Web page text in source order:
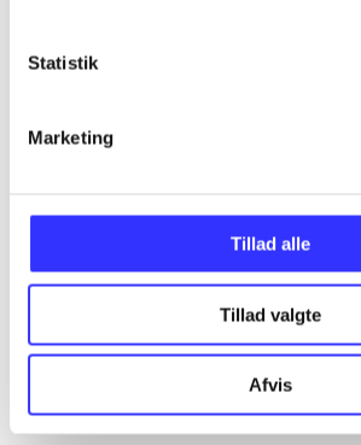
Statistik
Marketing
Tillad alle
Tillad valgte
Afvis